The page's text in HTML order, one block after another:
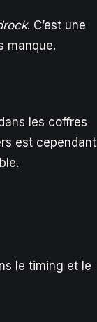
. C’est une
manque.
les coffres
est cependant
le timing et le